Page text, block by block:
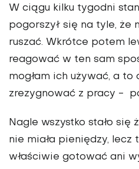
W ciągu kilku tygodni
pogorszył się na tyle, że
ruszać. Wkrótce potem
reagować w ten sam
mogłam ich używać, a to
zrezygnować z pracy -
Nagle wszystko stało się
nie miała pieniędzy, lecz
właściwie gotować ani